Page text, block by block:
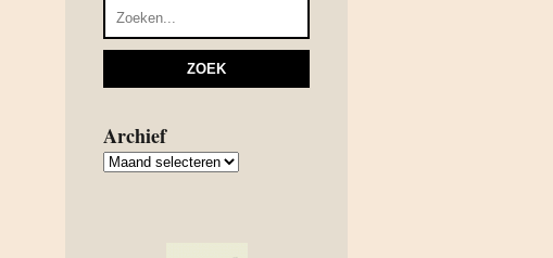
Archief
Archief